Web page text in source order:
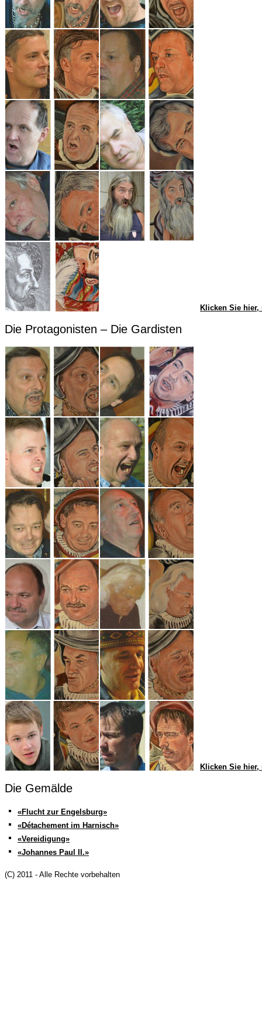
Klicken Sie
Die Protagonisten – Die Gardisten
Klicken Sie
Die Gemälde
«Flucht zur Engelsburg»
«Détachement im Harnisch»
«Vereidigung»
«Johannes Paul II.»
(C) 2011 - Alle Rechte vorbehalten